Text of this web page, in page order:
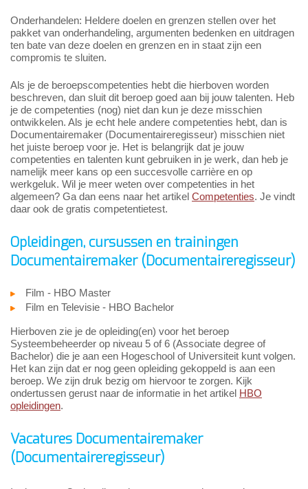
Onderhandelen: Heldere doelen en grenzen stellen over het
pakket van onderhandeling, argumenten bedenken en uitdragen
ten bate van deze doelen en grenzen en in staat zijn een
compromis te sluiten.
Als je de beroepscompetenties hebt die hierboven worden
beschreven, dan sluit dit beroep goed aan bij jouw talenten. Heb
je de competenties (nog) niet dan kun je deze misschien
ontwikkelen. Als je echt hele andere competenties hebt, dan is
Documentairemaker (Documentaireregisseur) misschien niet
het juiste beroep voor je. Het is belangrijk dat je jouw
competenties en talenten kunt gebruiken in je werk, dan heb je
namelijk meer kans op een succesvolle carrière en op
werkgeluk. Wil je meer weten over competenties in het
algemeen? Ga dan eens naar het artikel Competenties. Je vindt
daar ook de gratis competentietest.
Opleidingen, cursussen en trainingen
Documentairemaker (Documentaireregisseur)
Film - HBO Master
Film en Televisie - HBO Bachelor
Hierboven zie je de opleiding(en) voor het beroep
Systeembeheerder op niveau 5 of 6 (Associate degree of
Bachelor) die je aan een Hogeschool of Universiteit kunt volgen.
Het kan zijn dat er nog geen opleiding gekoppeld is aan een
beroep. We zijn druk bezig om hiervoor te zorgen. Kijk
ondertussen gerust naar de informatie in het artikel HBO
opleidingen.
Vacatures Documentairemaker
(Documentaireregisseur)